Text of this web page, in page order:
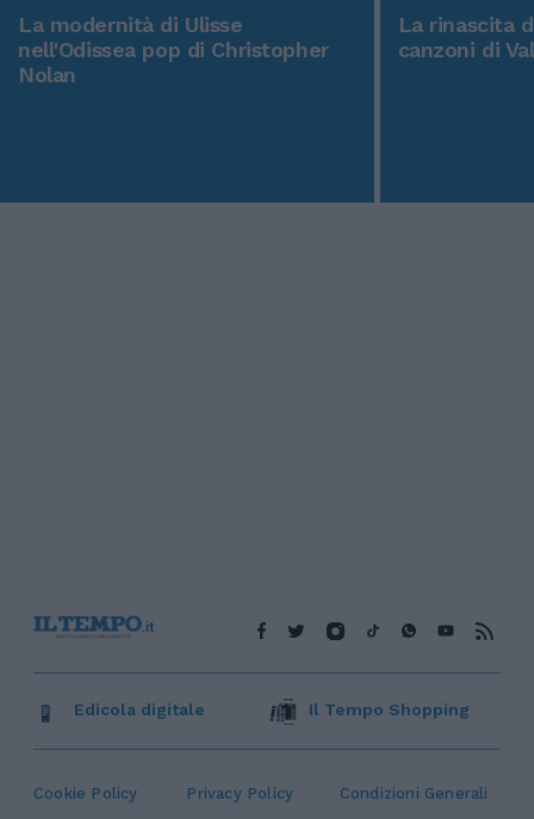
La modernità di Ulisse
nell'Odissea pop di Christopher
Nolan
La rinascita
canzoni di
Cookie Policy Privacy Policy Condizioni Generali
Edicola digitale Il Tempo Shopping